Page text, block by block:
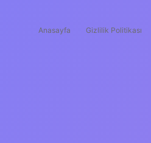
Anasayfa Gizlilik Politikası